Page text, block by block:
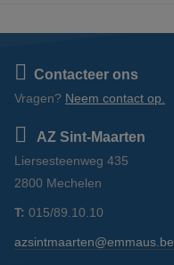
Contacteer ons
Vragen? Neem contact op.
AZ Sint-Maarten
Liersesteenweg 435
2800 Mechelen
T: 015/89.10.10
azsintmaarten@emmaus.be